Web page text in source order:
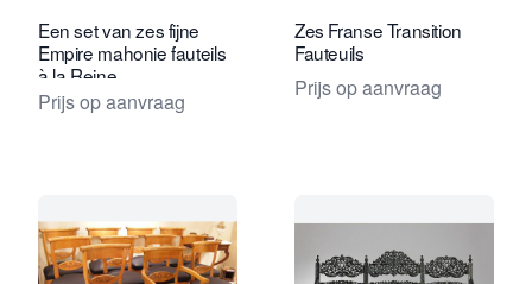
Een set van zes fijne
Empire mahonie fauteils
à la Reine.
Prijs op aanvraag
Zes Franse Transition
Fauteuils
Prijs op aanvraag